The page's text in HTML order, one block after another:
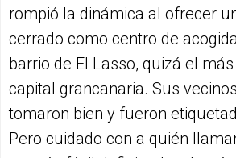
rompió la dinámica al ofrecer
cerrado como centro de
barrio de El Lasso, quizá el
capital grancanaria. Sus
tomaron bien y fueron
Pero cuidado con a quién